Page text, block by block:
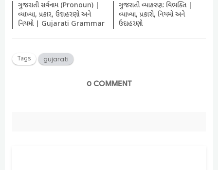
ગુજરાતી સર્વનામ (Pronoun) |
વ્યાખ્યા, પ્રકાર, ઉદાહરણો અને
નિયમો | Gujarati Grammar
ગુજરાતી વ્યાકરણ: વિભક્તિ |
વ્યાખ્યા, પ્રકારો, નિયમો અને
ઉદાહરણો
Tags gujarati
0 COMMENT